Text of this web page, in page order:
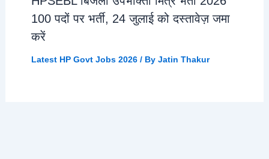
100 पदों पर भर्ती, 24 जुलाई को दस्तावेज़ जमा
करें
Latest HP Govt Jobs 2026/ By Jatin Thakur